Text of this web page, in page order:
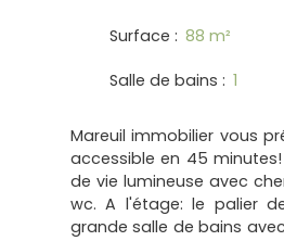
Surface : 88 m²
Salle de bains : 1
Mareuil immobilier vous
accessible en 45
de vie lumineuse avec
wc. A l'étage: le palier
grande salle de bains